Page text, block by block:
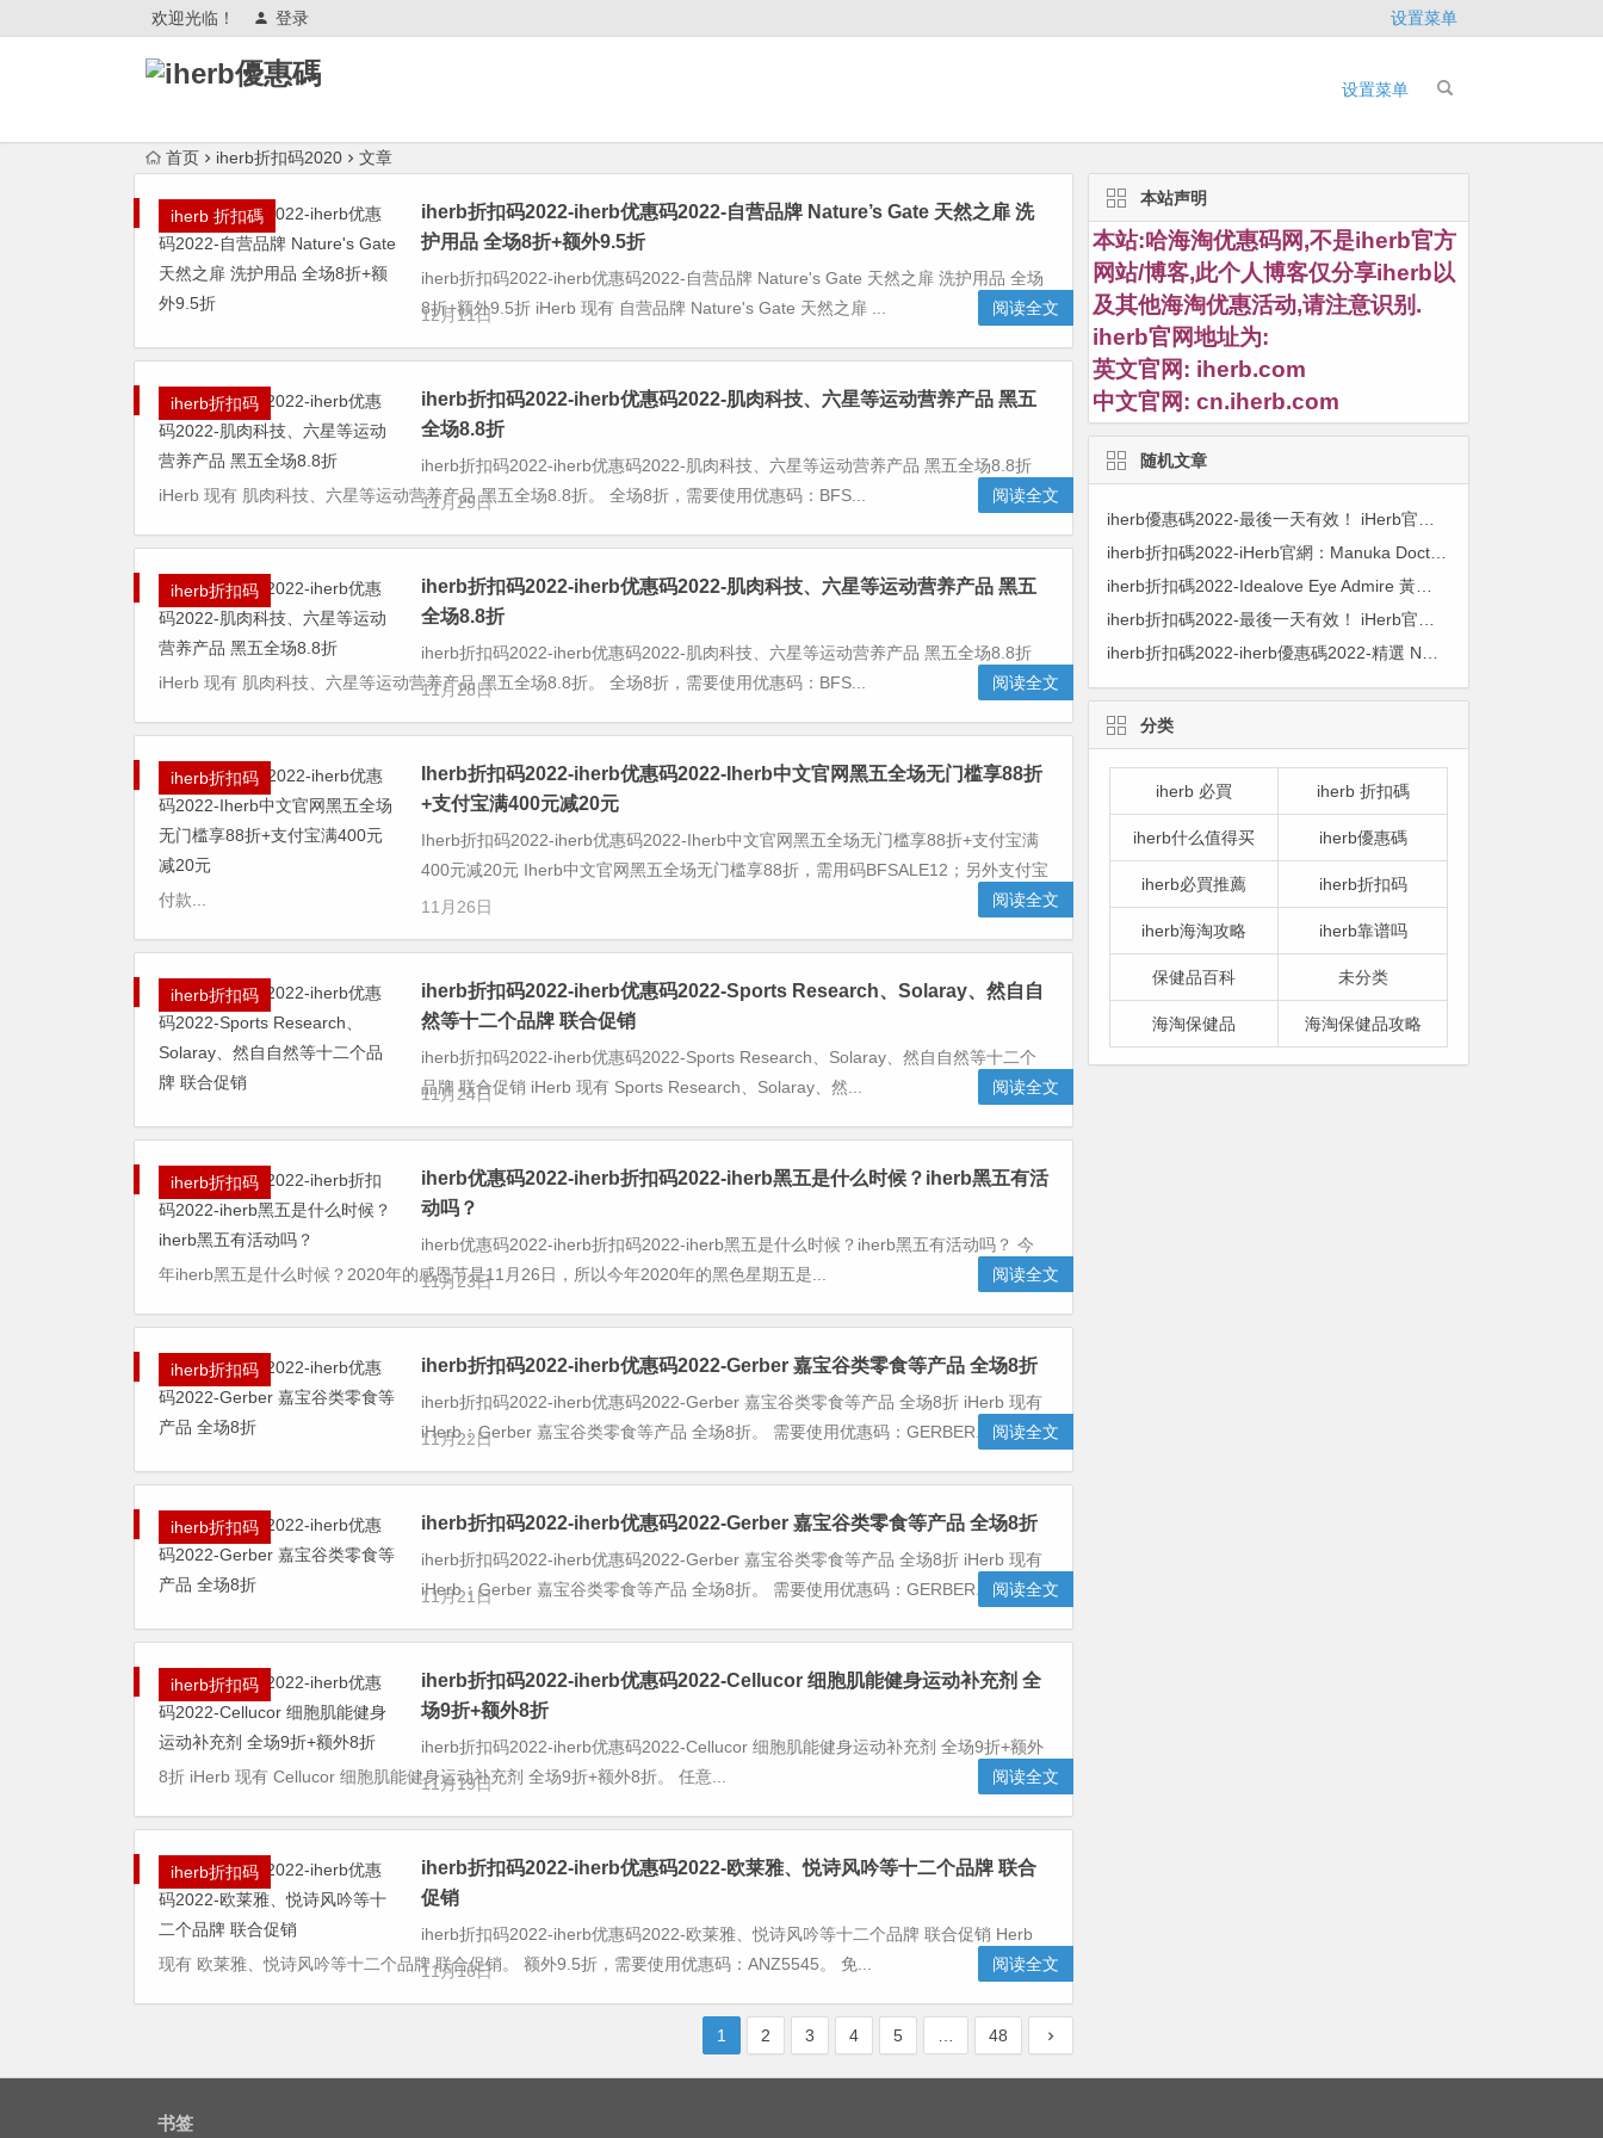
欢迎光临！ 登录 设置菜单
设置菜单
首页 iherb折扣码2020 文章
iherb 折扣碼
iherb折扣码2022-iherb优惠码2022-自营品牌 Nature’s Gate 天然之扉 洗
护用品 全场8折+额外9.5折
iherb折扣码2022-iherb优惠码2022-自营品牌 Nature's Gate 天然之扉 洗护用品 全场
8折+额外9.5折 iHerb 现有 自营品牌 Nature's Gate 天然之扉 ...
12月11日 阅读全文
iherb折扣码
iherb折扣码2022-iherb优惠码2022-肌肉科技、六星等运动营养产品 黑五
全场8.8折
iherb折扣码2022-iherb优惠码2022-肌肉科技、六星等运动营养产品 黑五全场8.8折
iHerb 现有 肌肉科技、六星等运动营养产品 黑五全场8.8折。 全场8折，需要使用优惠码：BFS...
11月29日 阅读全文
iherb折扣码
iherb折扣码2022-iherb优惠码2022-肌肉科技、六星等运动营养产品 黑五
全场8.8折
iherb折扣码2022-iherb优惠码2022-肌肉科技、六星等运动营养产品 黑五全场8.8折
iHerb 现有 肌肉科技、六星等运动营养产品 黑五全场8.8折。 全场8折，需要使用优惠码：BFS...
11月28日 阅读全文
iherb折扣码
Iherb折扣码2022-iherb优惠码2022-Iherb中文官网黑五全场无门槛享88折
+支付宝满400元减20元
Iherb折扣码2022-iherb优惠码2022-Iherb中文官网黑五全场无门槛享88折+支付宝满
400元减20元 Iherb中文官网黑五全场无门槛享88折，需用码BFSALE12；另外支付宝
付款...
11月26日 阅读全文
iherb折扣码
iherb折扣码2022-iherb优惠码2022-Sports Research、Solaray、然自自
然等十二个品牌 联合促销
iherb折扣码2022-iherb优惠码2022-Sports Research、Solaray、然自自然等十二个
品牌 联合促销 iHerb 现有 Sports Research、Solaray、然...
11月24日 阅读全文
iherb折扣码
iherb优惠码2022-iherb折扣码2022-iherb黑五是什么时候？iherb黑五有活
动吗？
iherb优惠码2022-iherb折扣码2022-iherb黑五是什么时候？iherb黑五有活动吗？ 今
年iherb黑五是什么时候？2020年的感恩节是11月26日，所以今年2020年的黑色星期五是...
11月23日 阅读全文
iherb折扣码 iherb折扣码2022-iherb优惠码2022-Gerber 嘉宝谷类零食等产品 全场8折
iherb折扣码2022-iherb优惠码2022-Gerber 嘉宝谷类零食等产品 全场8折 iHerb 现有
iHerb：Gerber 嘉宝谷类零食等产品 全场8折。 需要使用优惠码：GERBER...
11月22日 阅读全文
iherb折扣码 iherb折扣码2022-iherb优惠码2022-Gerber 嘉宝谷类零食等产品 全场8折
iherb折扣码2022-iherb优惠码2022-Gerber 嘉宝谷类零食等产品 全场8折 iHerb 现有
iHerb：Gerber 嘉宝谷类零食等产品 全场8折。 需要使用优惠码：GERBER...
11月21日 阅读全文
iherb折扣码
iherb折扣码2022-iherb优惠码2022-Cellucor 细胞肌能健身运动补充剂 全
场9折+额外8折
iherb折扣码2022-iherb优惠码2022-Cellucor 细胞肌能健身运动补充剂 全场9折+额外
8折 iHerb 现有 Cellucor 细胞肌能健身运动补充剂 全场9折+额外8折。 任意...
11月19日 阅读全文
iherb折扣码
iherb折扣码2022-iherb优惠码2022-欧莱雅、悦诗风吟等十二个品牌 联合
促销
iherb折扣码2022-iherb优惠码2022-欧莱雅、悦诗风吟等十二个品牌 联合促销 Herb
现有 欧莱雅、悦诗风吟等十二个品牌 联合促销。 额外9.5折，需要使用优惠码：ANZ5545。 免...
11月16日 阅读全文
1 2 3 4 5 48
本站声明
本站:哈海淘优惠码网,不是iherb官方
网站/博客,此个人博客仅分享iherb以
及其他海淘优惠活动,请注意识别.
iherb官网地址为:
英文官网: iherb.com
中文官网: cn.iherb.com
随机文章
iherb折扣碼2022-iHerb官網：Manuka Doctor 麥盧卡蜂蜜限時促銷
iherb折扣碼2022-Idealove Eye Admire 黃金水凝膠眼膜 60 片 ￥10.60 原價￥73 1.5折
分类
iherb 必買 iherb 折扣碼
iherb什么值得买 iherb優惠碼
iherb必買推薦 iherb折扣码
iherb海淘攻略 iherb靠谱吗
保健品百科 未分类
海淘保健品 海淘保健品攻略
书签